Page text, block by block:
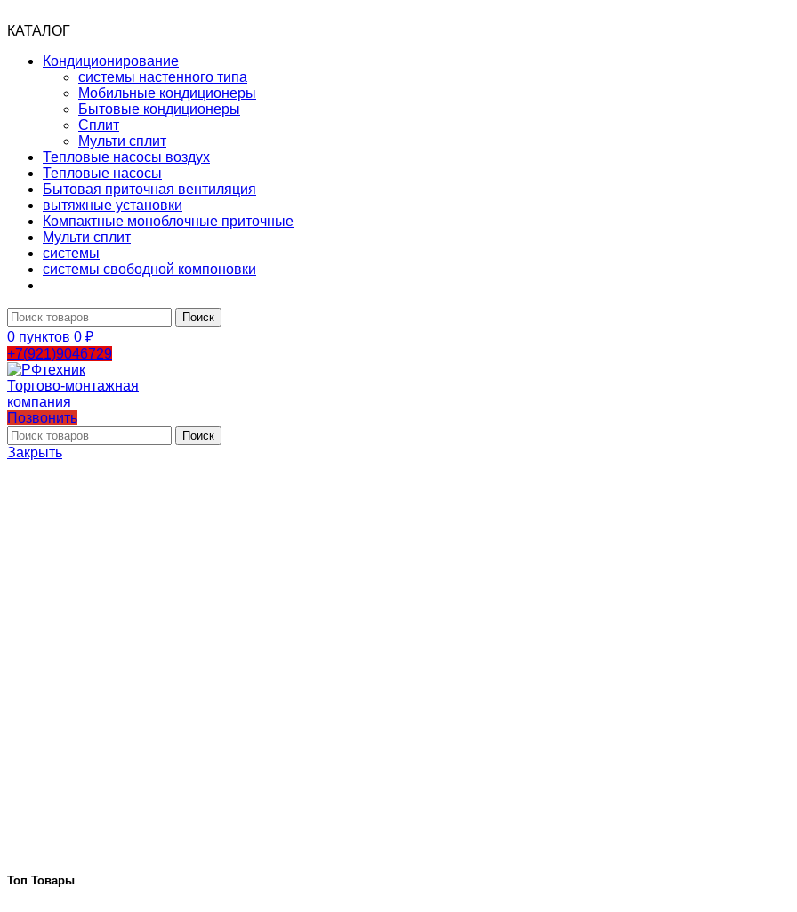
КАТАЛОГ
Кондиционирование
системы настенного типа
Мобильные кондиционеры
Бытовые кондиционеры
Сплит
Мульти сплит
Тепловые насосы воздух
Тепловые насосы
Бытовая приточная вентиляция
вытяжные установки
Компактные моноблочные приточные
Мульти сплит
системы
системы свободной компоновки
Поиск
0 пунктов 0 ₽
+7(921)9046729
Позвонить
Поиск
Закрыть
Топ Товары